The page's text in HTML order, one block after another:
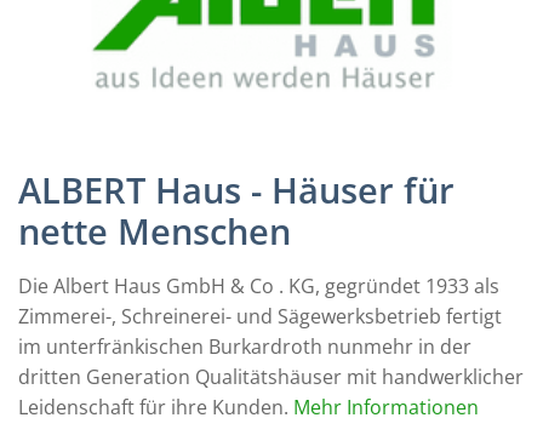
ALBERT Haus - Häuser für
nette Menschen
Die Albert Haus GmbH & Co . KG, gegründet 1933 als
Zimmerei-, Schreinerei- und Sägewerksbetrieb fertigt
im unterfränkischen Burkardroth nunmehr in der
dritten Generation Qualitätshäuser mit handwerklicher
Leidenschaft für ihre Kunden. Mehr Informationen